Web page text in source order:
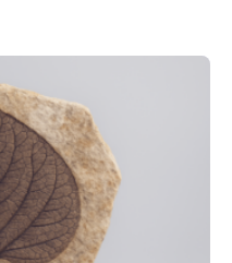
Enzyme präzise in
Prof. Dr. Ralf Erdmann
nun einen bislang
des
in der Bäckerhefe
der für die
entscheidend ist. Die
2025 in der